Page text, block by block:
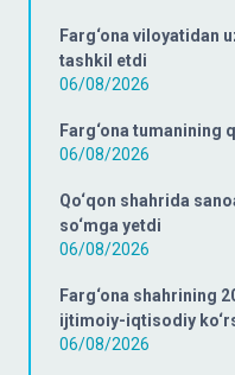
Farg‘ona viloyatidan
tashkil etdi
06/08/2026
Farg‘ona tumanining
06/08/2026
Qo‘qon shahrida
so‘mga yetdi
06/08/2026
Farg‘ona shahrining
ijtimoiy-iqtisodiy
06/08/2026